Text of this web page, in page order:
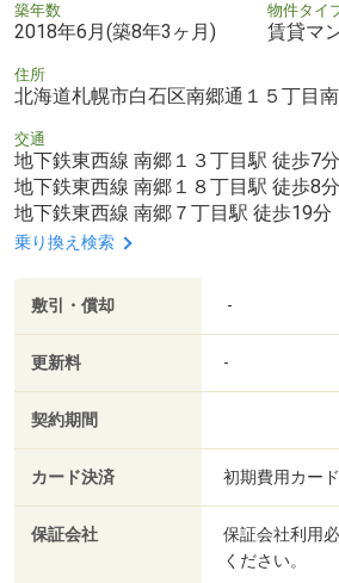
築年数
2018年6月(築8年3ヶ月)
物件タイ
賃貸マ
住所
北海道札幌市白石区南郷通１５丁目
交通
地下鉄東西線 南郷１３丁目駅 徒歩7分
地下鉄東西線 南郷１８丁目駅 徒歩8分
地下鉄東西線 南郷７丁目駅 徒歩19分
乗り換え検索
敷引・償却 -
更新料 -
契約期間
カード決済 初期費用カー
保証会社
保証会社利用
ください。